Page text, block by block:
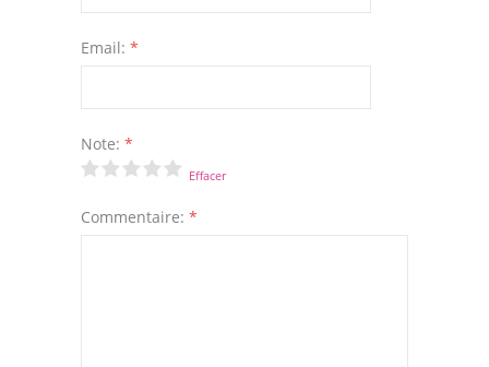
Email: *
Note: *
Effacer
Commentaire: *